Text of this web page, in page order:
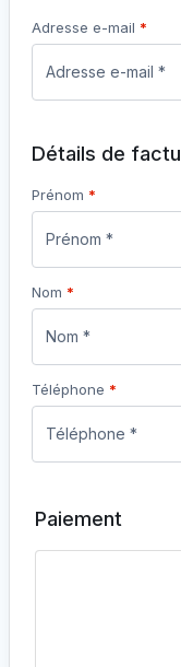
Adresse e-mail *
Détails de
Prénom *
Nom *
Téléphone *
Paiement